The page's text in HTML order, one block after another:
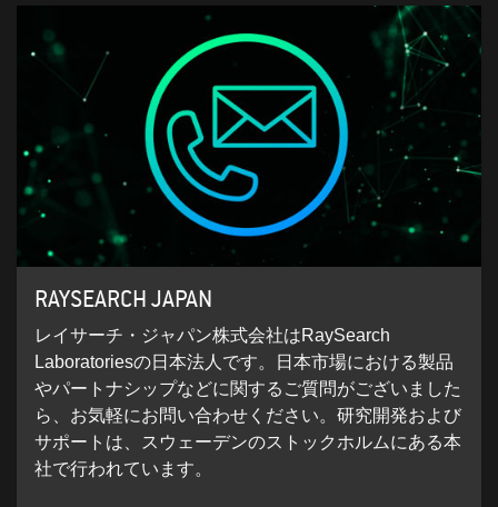
RAYSEARCH JAPAN
レイサーチ・ジャパン株式会社はRaySearch
Laboratoriesの日本法人です。日本市場における製品
やパートナシップなどに関するご質問がございました
ら、お気軽にお問い合わせください。研究開発および
サポートは、スウェーデンのストックホルムにある本
社で行われています。